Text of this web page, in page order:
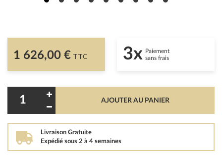
1 626,00 € TTC 3x Paiement
sans frais
AJOUTER AU PANIER
Livraison Gratuite
Expédié sous 2 à 4 semaines